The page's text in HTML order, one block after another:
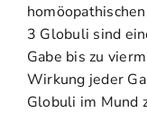
3 Globuli sind
Gabe bis zu
Wirkung jeder
Globuli im Mund